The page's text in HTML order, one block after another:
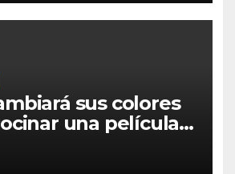
sus colores
una película